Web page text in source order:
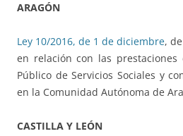
ARAGÓN
Ley 10/2016, de 1 de diciembre,
en relación con las prestaciones
Público de Servicios Sociales y
en la Comunidad Autónoma de
CASTILLA Y LEÓN